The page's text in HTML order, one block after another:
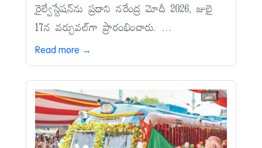
రైల్వేస్టేషన్‌ను ప్రధాని నరేంద్ర మోదీ 2026, జులై
17న వర్చువల్‌గా ప్రారంభించారు. ...
Read more →